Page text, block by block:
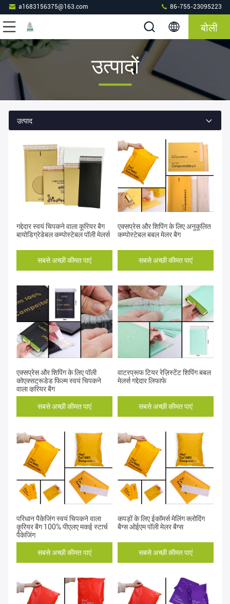
a1683156375@163.com 86-755-23095223
बोली
उत्पादों
उत्पाद
गद्देदार स्वयं चिपकने वाला कूरियर बैग
बायोडिग्रेडेबल कम्पोस्टेबल पॉली मेलर्स
सबसे अच्छी कीमत पाएं
एक्सप्रेस और शिपिंग के लिए अनुकूलित
कम्पोस्टेबल बबल मेलर बैग
सबसे अच्छी कीमत पाएं
एक्सप्रेस और शिपिंग के लिए पॉली
कोएक्सट्रूडेड फिल्म स्वयं चिपकने
वाला कूरियर बैग
सबसे अच्छी कीमत पाएं
वाटरप्रूफ टियर रेज़िस्टेंट शिपिंग बबल
मेलर्स गद्देदार लिफाफे
सबसे अच्छी कीमत पाएं
परिधान पैकेजिंग स्वयं चिपकने वाला
कूरियर बैग 100% पीएलए मकई स्टार्च
पैकेजिंग
सबसे अच्छी कीमत पाएं
कपड़ों के लिए ईकॉमर्स मेलिंग क्लोदिंग
बैग्स ओईएम पॉली मेलर बैग्स
सबसे अच्छी कीमत पाएं